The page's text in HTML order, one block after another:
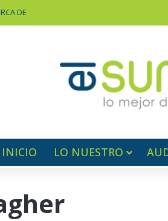
DE
INICIO LO NUESTRO